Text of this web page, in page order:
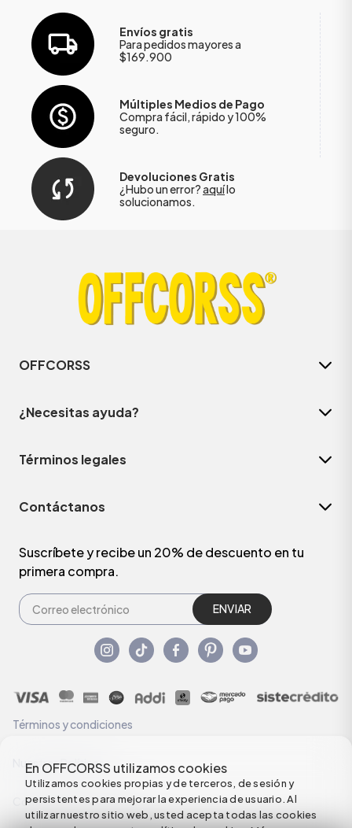
En OFFCORSS utilizamos cookies
Utilizamos cookies propias y de terceros, de sesión y
persistentes para mejorar la experiencia de usuario. Al
utilizar nuestro sitio web, usted acepta todas las cookies
Envíos gratis
Para pedidos mayores a
$169.900
Múltiples Medios de Pago
Compra fácil, rápido y 100%
seguro.
Devoluciones Gratis
¿Hubo un error?aquílo
solucionamos.
OFFCORSS
¿Necesitas ayuda?
Términos legales
Contáctanos
Suscríbete y recibe un 20% de descuento en tu
primera compra.
ENVIAR
Términos y condiciones
Nuestras Políticas
Configuración de Cookies